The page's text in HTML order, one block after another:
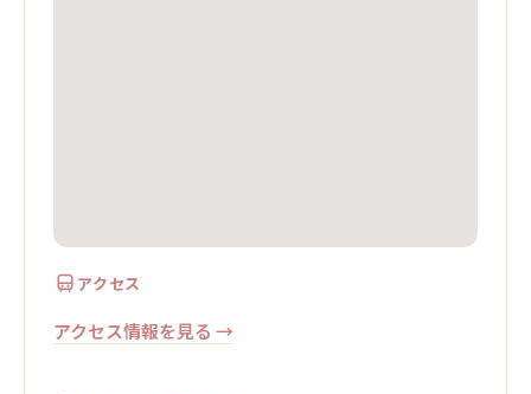
アクセス
アクセス情報を見る →